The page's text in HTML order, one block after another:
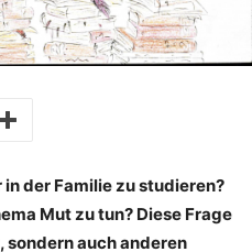
der Familie zu studieren?
Mut zu tun? Diese Frage
sondern auch anderen